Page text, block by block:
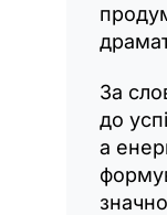
За
до
а